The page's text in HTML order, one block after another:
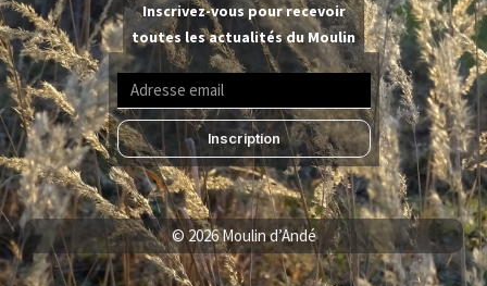
Inscrivez-vous pour recevoir
toutes les actualités du Moulin
Inscription
© 2026 Moulin d’Andé